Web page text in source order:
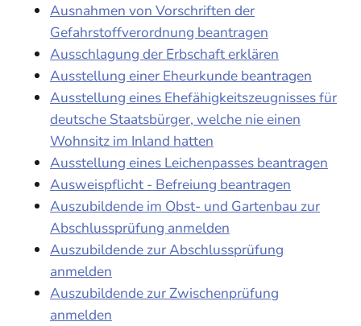
Ausnahmen von Vorschriften der
Gefahrstoffverordnung beantragen
Ausschlagung der Erbschaft erklären
Ausstellung einer Eheurkunde beantragen
Ausstellung eines Ehefähigkeitszeugnisses für
deutsche Staatsbürger, welche nie einen
Wohnsitz im Inland hatten
Ausstellung eines Leichenpasses beantragen
Ausweispflicht - Befreiung beantragen
Auszubildende im Obst- und Gartenbau zur
Abschlussprüfung anmelden
Auszubildende zur Abschlussprüfung
anmelden
Auszubildende zur Zwischenprüfung
anmelden